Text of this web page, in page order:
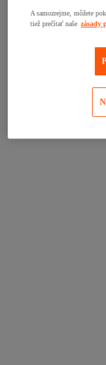
A samozrejme, môžete
tiež prečítať naše zásady